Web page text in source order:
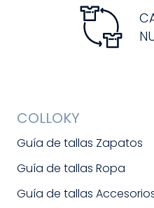
COLLOKY
Guía de tallas Zapatos
Guía de tallas Ropa
Guía de tallas